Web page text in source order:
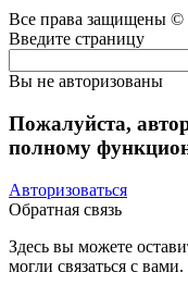
Все права защищены ©
Введите страницу
Вы не авторизованы
Пожалуйста,
полному
Авторизоваться
Обратная связь
Здесь вы можете
могли связаться с вами.